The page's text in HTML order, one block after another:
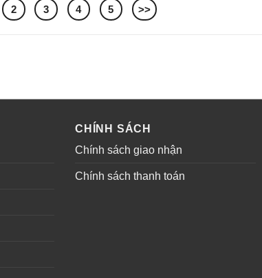
2 3 4 5 >>
CHÍNH SÁCH
Chính sách giao nhận
Chính sách thanh toán